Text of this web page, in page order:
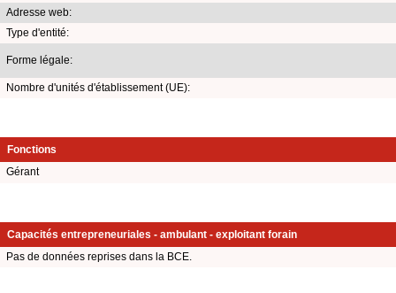
Adresse web:
Type d'entité:
Forme légale:
Nombre d'unités d'établissement (UE):
Fonctions
Gérant
Capacités entrepreneuriales - ambulant - exploitant forain
Pas de données reprises dans la BCE.